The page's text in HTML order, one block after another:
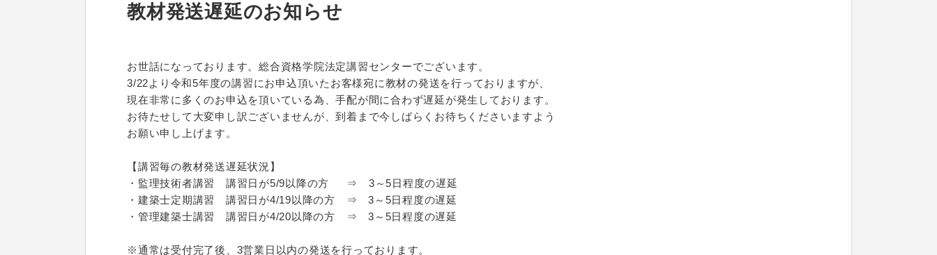
教材発送遅延のお知らせ
お世話になっております。総合資格学院法定講習センターでございます。
3/22より令和5年度の講習にお申込頂いたお客様宛に教材の発送を行っておりますが、
現在非常に多くのお申込を頂いている為、手配が間に合わず遅延が発生しております。
お待たせして大変申し訳ございませんが、到着まで今しばらくお待ちくださいますよう
お願い申し上げます。
【講習毎の教材発送遅延状況】
・監理技術者講習 講習日が5/9以降の方 ⇒ 3～5日程度の遅延
・建築士定期講習 講習日が4/19以降の方 ⇒ 3～5日程度の遅延
・管理建築士講習 講習日が4/20以降の方 ⇒ 3～5日程度の遅延
※通常は受付完了後、3営業日以内の発送を行っております。